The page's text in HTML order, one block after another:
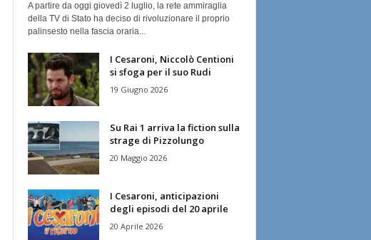
A partire da oggi giovedì 2 luglio, la rete ammiraglia
della TV di Stato ha deciso di rivoluzionare il proprio
palinsesto nella fascia oraria...
I Cesaroni, Niccolò Centioni
si sfoga per il suo Rudi
19 Giugno 2026
Su Rai 1 arriva la fiction sulla
strage di Pizzolungo
20 Maggio 2026
I Cesaroni, anticipazioni
degli episodi del 20 aprile
20 Aprile 2026